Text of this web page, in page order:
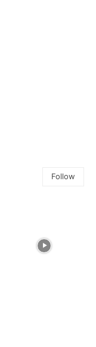
Follow